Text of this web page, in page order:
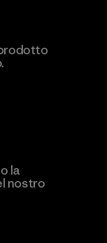
la
nostro